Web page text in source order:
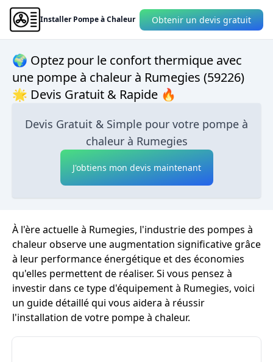
Installer Pompe à Chaleur Obtenir un devis gratuit
🌍 Optez pour le confort thermique avec
une pompe à chaleur à Rumegies (59226)
🌟 Devis Gratuit & Rapide 🔥
Devis Gratuit & Simple pour votre pompe à
chaleur à Rumegies
J'obtiens mon devis maintenant
À l'ère actuelle à Rumegies, l'industrie des pompes à
chaleur observe une augmentation significative grâce
à leur performance énergétique et des économies
qu'elles permettent de réaliser. Si vous pensez à
investir dans ce type d'équipement à Rumegies, voici
un guide détaillé qui vous aidera à réussir
l'installation de votre pompe à chaleur.